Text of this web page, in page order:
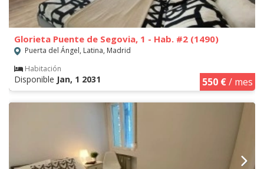
Glorieta Puente de Segovia, 1 - Hab. #2 (1490)
Puerta del Ángel, Latina, Madrid
Habitación
Disponible Jan, 1 2031 550 €/ mes